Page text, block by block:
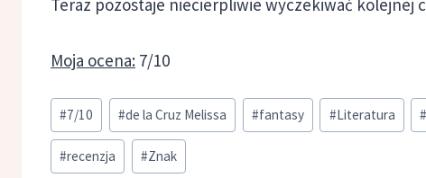
Teraz pozostaje niecierpliwie wyczekiwać kolejnej
Moja ocena: 7/10
Tagi
wpisu:
#7/10 #de la Cruz Melissa #fantasy #Literatura
#recenzja #Znak